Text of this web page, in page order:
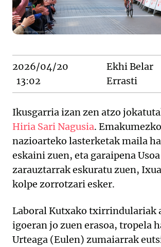
2026/04/20
13:02
Ekhi Belar
Errasti
Ikusgarria izan zen atzo
Hiria Sari Nagusia.
nazioarteko lasterketak maila
eskaini zuen, eta garaipena
zarauztarrak eskuratu zuen,
kolpe zorrotzari esker.
Laboral Kutxako txirrindulariak
igoeran jo zuen erasoa, tropela
Urteaga (Eulen) zumaiarrak